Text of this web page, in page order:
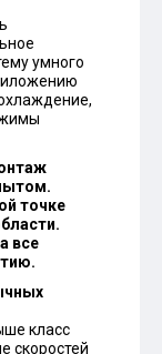
умного
точке
все
класс
скоростей